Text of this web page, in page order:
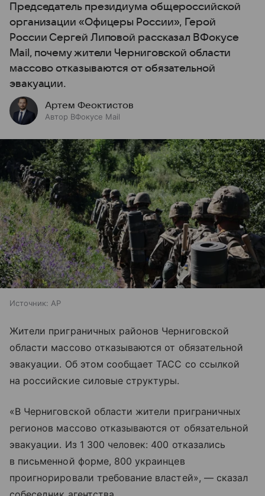
Председатель президиума общероссийской
организации «Офицеры России», Герой
России Сергей Липовой рассказал ВФокусе
Mail, почему жители Черниговской области
массово отказываются от обязательной
эвакуации.
Артем Феоктистов
Автор ВФокусе Mail
Источник: AP
Жители приграничных районов Черниговской
области массово отказываются от обязательной
эвакуации. Об этом сообщает ТАСС со ссылкой
на российские силовые структуры.
«В Черниговской области жители приграничных
регионов массово отказываются от обязательной
эвакуации. Из 1 300 человек: 400 отказались
в письменной форме, 800 украинцев
проигнорировали требование властей», — сказал